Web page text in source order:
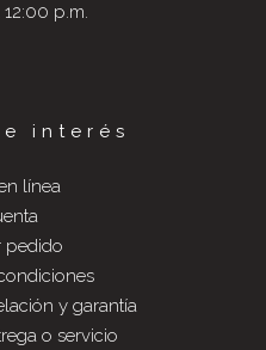
p.m.
interés
línea
pedido
y garantía
o servicio